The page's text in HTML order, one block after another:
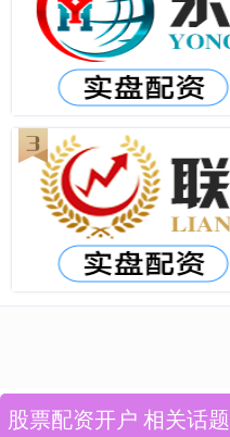
股票配资开户 相关话题